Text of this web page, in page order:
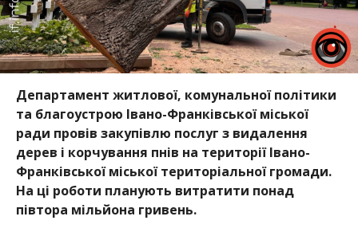
Департамент житлової, комунальної політики
та благоустрою Івано-Франківської міської
ради провів закупівлю послуг з видалення
дерев і корчування пнів на території Івано-
Франківської міської територіальної громади.
На ці роботи планують витратити понад
півтора мільйона гривень.